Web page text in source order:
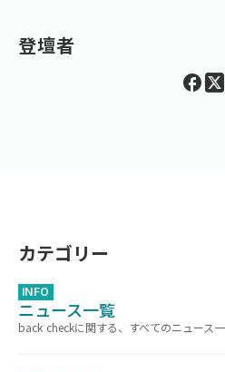
登壇者
カテゴリー
INFO
ニュース一覧
back checkに関する、すべてのニュース一